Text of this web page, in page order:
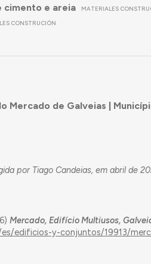
cimento e areia MATERIALES
CONSTRUCIÓN
Mercado de Galveias |
por Tiago Candeias, em abril de
Mercado, Edifício Multiusos,
edificios-y-conjuntos/19913/